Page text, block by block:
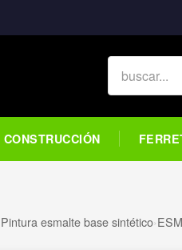
CONSTRUCCIÓN
Pintura esmalte base sintético›